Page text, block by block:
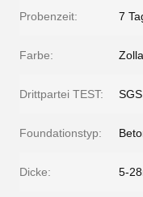
Probenzeit: 7
Farbe:
Drittpartei TEST:
Foundationstyp:
Dicke: 5-